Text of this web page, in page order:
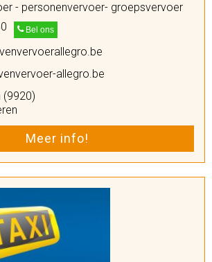
- personenvervoer- groepsvervoer
Bel ons
allegro.be
(9920)
Meer info!